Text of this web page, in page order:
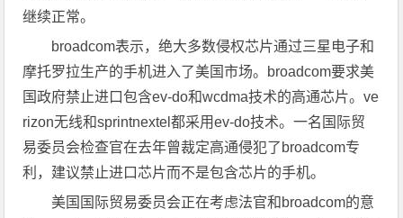
继续正常。
broadcom表示，绝大多数侵权芯片通过三星电子和
摩托罗拉生产的手机进入了美国市场。broadcom要求美
国政府禁止进口包含ev-do和wcdma技术的高通芯片。ve
rizon无线和sprintnextel都采用ev-do技术。一名国际贸
易委员会检查官在去年曾裁定高通侵犯了broadcom专
利，建议禁止进口芯片而不是包含芯片的手机。
美国国际贸易委员会正在考虑法官和broadcom的意